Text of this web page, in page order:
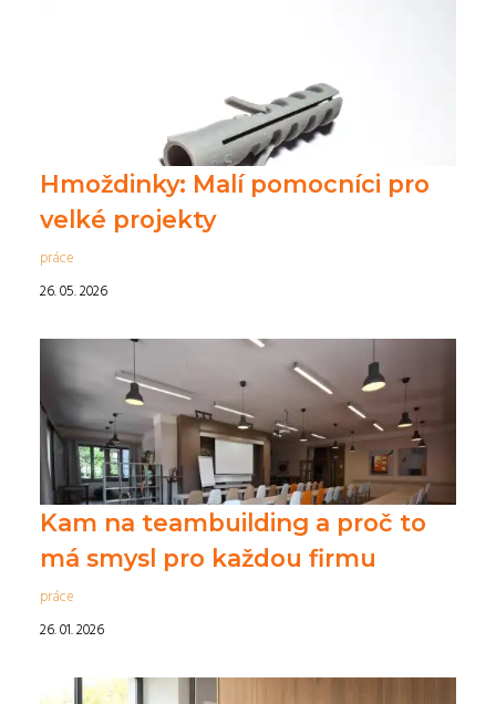
Hmoždinky: Malí pomocníci pro
velké projekty
práce
26. 05. 2026
Kam na teambuilding a proč to
má smysl pro každou firmu
práce
26. 01. 2026